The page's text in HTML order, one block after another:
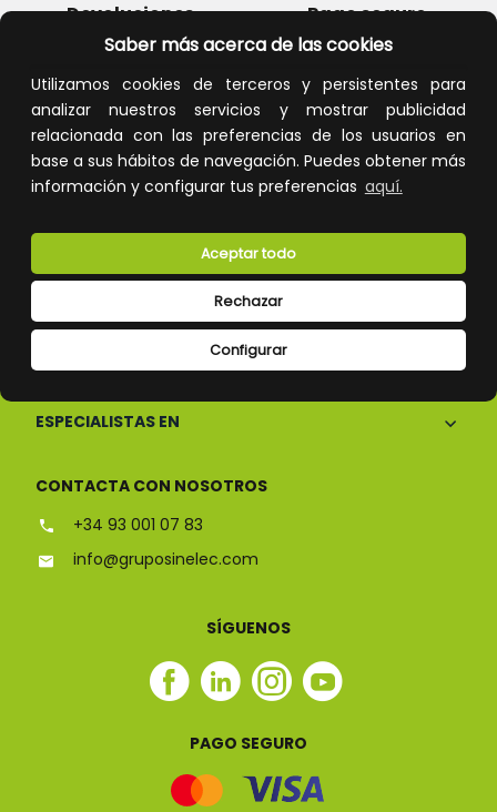
Saber más acerca de las cookies
Utilizamos cookies de terceros y persistentes para
analizar nuestros servicios y mostrar publicidad
relacionada con las preferencias de los usuarios en
base a sus hábitos de navegación. Puedes obtener más
información y configurar tus preferencias aquí.
Configurar
Rechazar
Aceptar todo
Devoluciones Pago seguro
Atención al cliente
ESPECIALISTAS EN
CONTACTA CON NOSOTROS
+34 93 001 07 83
info@gruposinelec.com
SÍGUENOS
Facebook
Linkedin
Instagram
Youtube
PAGO SEGURO